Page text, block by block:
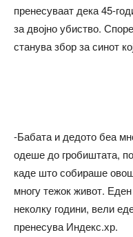
пренесуваат дека 45-
за двојно убиство.
станува збор за синот
-Бабата и дедото беа
одеше до гробиштата,
каде што собираше
многу тежок живот.
неколку години, вели
пренесува Индекс.хр.